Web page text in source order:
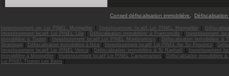
Conseil défiscalisation immobilière
Investissement en Loi PINEL Montpellier | Investissement locatif Loi PINEL Montpellier |
Investissement locatif Loi PINEL Lille | Défiscalisation immobilière à Franconville |
Investissement
immobilière à Toulon | Investissement locatif Loi PINEL Montmorency |
Défiscalisation immobilière à
Strasboug | Défiscalisation immobilière à Nice | Investissement locatif Loi PINEL Aix En Provence |
Investissement locatif Loi PINEL Vence | Défiscalisation immobilière à St Raphaël |
Investissement
immobilière à Montpellier | Investissement locatif Loi PINEL Carqueirannes | Défiscalisation immobilière à
Loi PINEL Thonon Les Bains |